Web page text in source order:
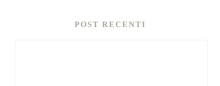
POST RECENTI